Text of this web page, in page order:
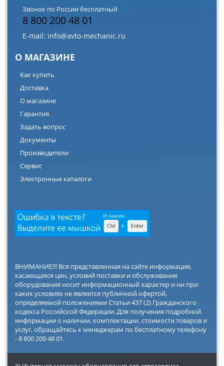
Звонок по России бесплатный
8 800 200 48 01
E-mail: info@avto-mechanic.ru
О МАГАЗИНЕ
Как купить
Доставка
О магазине
Гарантия
Задать вопрос
Документы
Производители
Сервис
Электронные каталоги
ВНИМАНИЕ!!! Вся представленная на сайте информация,
касающаяся цен, условий поставки и обслуживания
оборудования носит информационный характер и ни при
каких условиях не является публичной офертой,
определяемой положениями Статьи 437 (2) Гражданского
кодекса Российской Федерации. Для получения подробной
информации о наличии, комплектации, стоимости товаров и
услуг, обращайтесь к менеджерам по бесплатному телефону
- 8 800 200 48 01.